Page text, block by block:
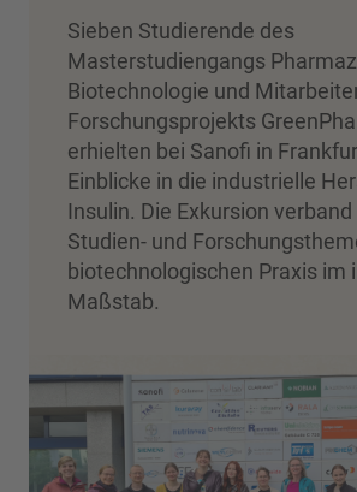
Sieben Studierende des
Masterstudiengangs
Biotechnologie und
Forschungsprojekts
erhielten bei Sanofi in
Einblicke in die industrielle
Insulin. Die Exkursion
Studien- und
biotechnologischen Praxis im
Maßstab.